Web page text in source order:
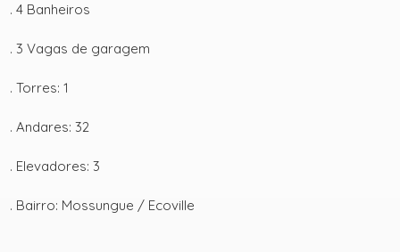
+ 10
. 4 Banheiros
. 3 Vagas de garagem
. Torres: 1
. Andares: 32
. Elevadores: 3
. Bairro: Mossungue / Ecoville